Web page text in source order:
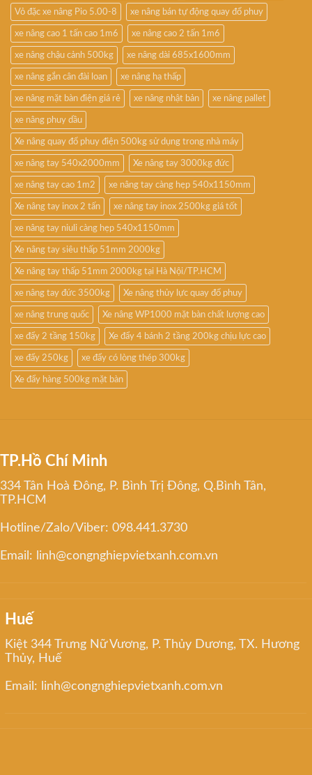
Vỏ đặc xe nâng Pio 5.00-8 xe nâng bán tự động quay đổ phuy
xe nâng cao 1 tấn cao 1m6 xe nâng cao 2 tấn 1m6
xe nâng chậu cảnh 500kg xe nâng dài 685x1600mm
xe nâng gắn cân đài loan xe nâng hạ thấp
xe nâng mặt bàn điện giá rẻ xe nâng nhật bản xe nâng pallet
xe nâng phuy dầu
Xe nâng quay đổ phuy điện 500kg sử dụng trong nhà máy
xe nâng tay 540x2000mm Xe nâng tay 3000kg đức
xe nâng tay cao 1m2 xe nâng tay càng hẹp 540x1150mm
Xe nâng tay inox 2 tấn xe nâng tay inox 2500kg giá tốt
xe nâng tay niuli càng hẹp 540x1150mm
Xe nâng tay siêu thấp 51mm 2000kg
Xe nâng tay thấp 51mm 2000kg tại Hà Nội/TP.HCM
xe nâng tay đức 3500kg Xe nâng thủy lực quay đổ phuy
xe nâng trung quốc Xe nâng WP1000 mặt bàn chất lượng cao
xe đẩy 2 tầng 150kg Xe đẩy 4 bánh 2 tầng 200kg chịu lực cao
xe đẩy 250kg xe đẩy có lòng thép 300kg
Xe đẩy hàng 500kg mặt bàn
TP.Hồ Chí Minh
334 Tân Hoà Đông, P. Bình Trị Đông, Q.Bình Tân,
TP.HCM
Hotline/Zalo/Viber: 098.441.3730
Email: linh@congnghiepvietxanh.com.vn
Huế
Kiệt 344 Trưng Nữ Vương, P. Thủy Dương, TX. Hương
Thủy, Huế
Email: linh@congnghiepvietxanh.com.vn